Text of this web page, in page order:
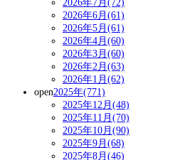
2026年7月(72)
2026年6月(61)
2026年5月(61)
2026年4月(60)
2026年3月(60)
2026年2月(63)
2026年1月(62)
open2025年(771)
2025年12月(48)
2025年11月(70)
2025年10月(90)
2025年9月(68)
2025年8月(46)